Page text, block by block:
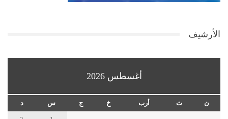
الأرشيف
أغسطس 2026
ن ث أرب خ ج س د